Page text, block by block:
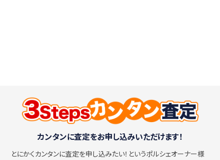
カンタンに査定をお申し込みいただけます！
とにかくカンタンに査定を申し込みたい！ というポルシェオーナー様